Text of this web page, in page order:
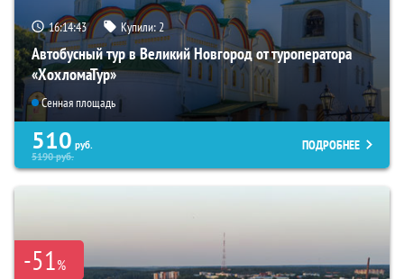
16:14:41 Купили:2
Автобусный тур в Великий Новгород от туроператора
«ХохломаТур»
Сенная площадь
510 руб.
5190руб.
ПОДРОБНЕЕ
-51%